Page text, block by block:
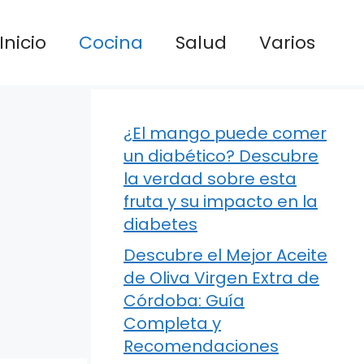
Inicio Cocina Salud Varios
¿El mango puede comer
un diabético? Descubre
la verdad sobre esta
fruta y su impacto en la
diabetes
Descubre el Mejor Aceite
de Oliva Virgen Extra de
Córdoba: Guía
Completa y
Recomendaciones